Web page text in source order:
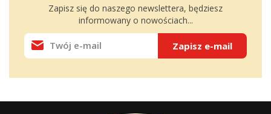
Zapisz się do naszego newslettera, będziesz
informowany o nowościach...
Zapisz e-mail